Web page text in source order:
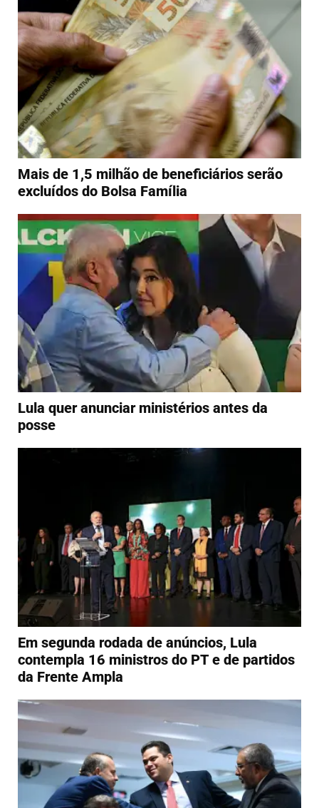
Mais de 1,5 milhão de beneficiários serão
excluídos do Bolsa Família
Lula quer anunciar ministérios antes da
posse
Em segunda rodada de anúncios, Lula
contempla 16 ministros do PT e de partidos
da Frente Ampla